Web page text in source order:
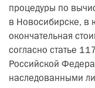
процедуры по
в Новосибирске, в
окончательная
согласно статье
Российской
наследованными